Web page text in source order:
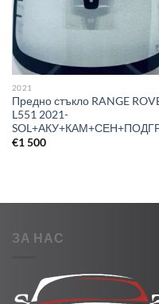
2021
Предно стъкло RANGE
L551 2021-
€1 500
ЗА НАС